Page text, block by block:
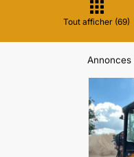
Tout afficher (69)
Annonces